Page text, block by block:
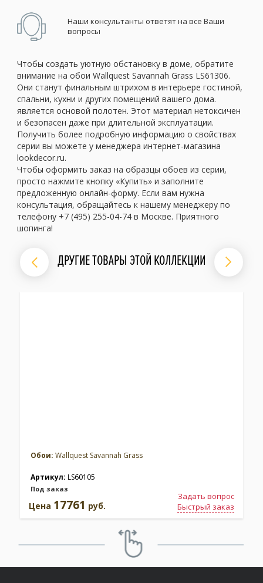
Наши консультанты ответят на все Ваши
вопросы
Чтобы создать уютную обстановку в доме, обратите
внимание на обои Wallquest Savannah Grass LS61306.
Они станут финальным штрихом в интерьере гостиной,
спальни, кухни и других помещений вашего дома.
является основой полотен. Этот материал нетоксичен
и безопасен даже при длительной эксплуатации.
Получить более подробную информацию о свойствах
серии вы можете у менеджера интернет-магазина
lookdecor.ru.
Чтобы оформить заказ на образцы обоев из серии,
просто нажмите кнопку «Купить» и заполните
предложенную онлайн-форму. Если вам нужна
консультация, обращайтесь к нашему менеджеру по
телефону +7 (495) 255-04-74 в Москве. Приятного
шопинга!
ДРУГИЕ ТОВАРЫ ЭТОЙ КОЛЛЕКЦИИ
Обои: Wallquest Savannah Grass
Артикул: LS60105
Под заказ
Задать вопрос
Быстрый заказ
Цена 17761 руб.